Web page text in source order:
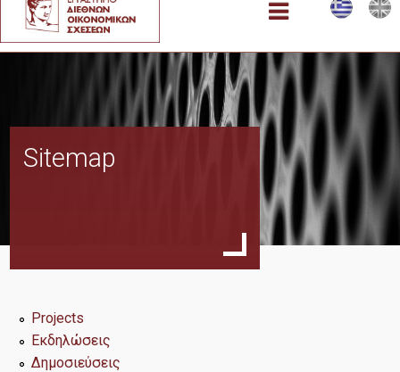
Projects
Δημοσιεύσεις
Sitemap
Projects
Εκδηλώσεις
Δημοσιεύσεις